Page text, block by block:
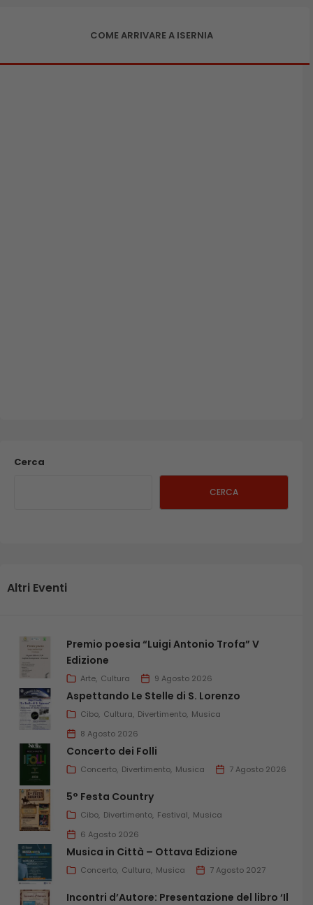
COME ARRIVARE A ISERNIA
Cerca
CERCA
Altri Eventi
Premio poesia “Luigi Antonio Trofa” V
Edizione
Arte Cultura 9 Agosto 2026
Aspettando Le Stelle di S. Lorenzo
Cibo Cultura Divertimento Musica
8 Agosto 2026
Concerto dei Folli
Concerto Divertimento Musica 7 Agosto 2026
5° Festa Country
Cibo Divertimento Festival Musica
6 Agosto 2026
Musica in Città – Ottava Edizione
Concerto Cultura Musica 7 Agosto 2027
Incontri d’Autore: Presentazione del libro ‘Il